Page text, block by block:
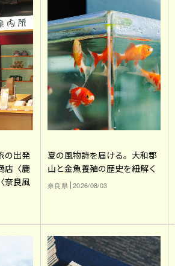
の出発
店〈鹿
奈良風
夏の風物詩を届ける。大和郡
山と金魚養殖の歴史を紐解く
奈良県 2026/08/03